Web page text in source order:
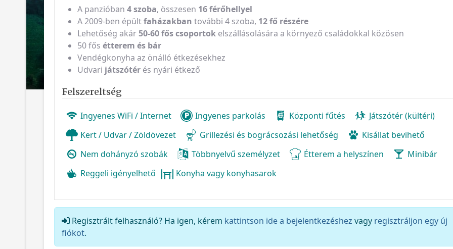
A panzióban 4 szoba, összesen 16 férőhellyel
A 2009-ben épültfaházakban további 4 szoba, 12 fő részére
Lehetőség akár50-60 fős csoportok elszállásolására a környező családokkal közösen
50 fős étterem és bár
Vendégkonyha az önálló étkezésekhez
Udvari játszótér és nyári étkező
Felszereltség
Ingyenes WiFi / Internet Ingyenes parkolás Központi fűtés
Játszótér (kültéri)
Kert / Udvar / Zöldövezet
Grillezési és bográcsozási lehetőség
Kisállat bevihető
Nem dohányzó szobák
Többnyelvű személyzet Étterem a helyszínen
Minibár
Reggeli igényelhető
Konyha vagy konyhasarok
Regisztrált felhasználó? Ha igen, kérem kattintson ide a bejelentkezéshez vagy regisztráljon egy új
fiókot.